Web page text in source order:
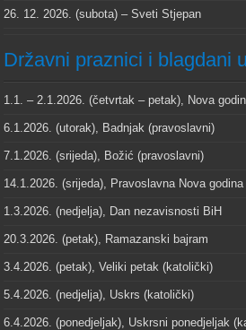
26. 12. 2026. (subota) – Sveti Stjepan
Državni praznici i blagdani
1.1. – 2.1.2026. (četvrtak – petak), Nova
6.1.2026. (utorak), Badnjak (pravoslavni)
7.1.2026. (srijeda), Božić (pravoslavni)
14.1.2026. (srijeda), Pravoslavna Nova godina
1.3.2026. (nedjelja), Dan nezavisnosti BiH
20.3.2026. (petak), Ramazanski bajram
3.4.2026. (petak), Veliki petak (katolički)
5.4.2026. (nedjelja), Uskrs (katolički)
6.4.2026. (ponedjeljak), Uskrsni ponedjeljak